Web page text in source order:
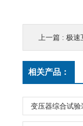
上一篇 : 极速
相关产品：
变压器综合试